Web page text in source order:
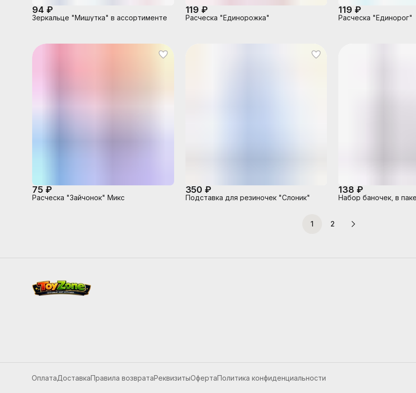
94 ₽
Зеркальце "Мишутка" в ассортименте
119 ₽
Расческа "Единорожка"
119 ₽
Расческа "Единорог"
75 ₽
Расческа "Зайчонок" Микс
350 ₽
Подставка для резиночек "Слоник"
138 ₽
Набор баночек, в
1 2
ОплатаДоставкаПравила возвратаРеквизитыОфертаПолитика конфиденциальности